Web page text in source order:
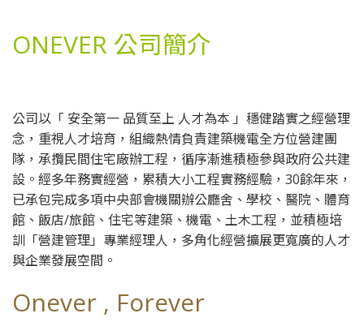
ONEVER 公司簡介
公司以「 安全第一 品質至上 人才為本 」 穩健踏實之經營理
念 ，重視人才培育，組織熱情負責建築機電全方位營建團
隊，承攬民間住宅廠辦工程，循序漸進積極參與政府公共建
設。經多年務實經營，累積大小工程實務經驗，30餘年來，
已承包完成多項中央部會機關辦公廳舍、學校、醫院、體育
館、飯店/旅館、住宅等建築、機電、土木工程，並積極培
訓「營建管理」專業經理人，多角化經營擴展更寬廣的人才
與企業發展空間。
Onever , Forever